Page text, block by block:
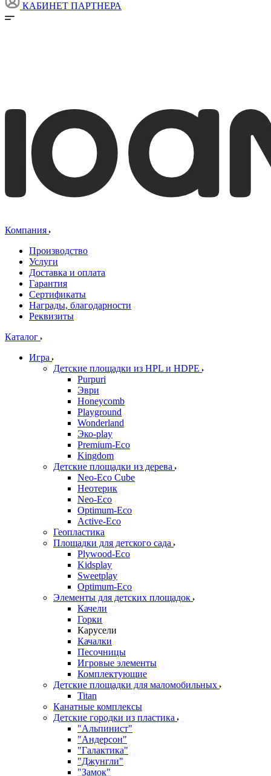
КАБИНЕТ ПАРТНЕРА
Компания
Производство
Услуги
Доставка и оплата
Гарантия
Сертификаты
Награды, благодарности
Реквизиты
Каталог
Игра
Детские площадки из HPL и HDPE
Purpuri
Эври
Honeycomb
Playground
Wonderland
Эко-play
Premium-Eco
Kingdom
Детские площадки из дерева
Neo-Eco Cube
Неотерик
Neo-Eco
Оptimum-Еco
Active-Eco
Геопластика
Площадки для детского сада
Plywood-Eco
Kidsplay
Sweetplay
Оptimum-Еco
Элементы для детских площадок
Качели
Горки
Карусели
Качалки
Песочницы
Игровые элементы
Комплектующие
Детские площадки для маломобильных
Titan
Канатные комплексы
Детские городки из пластика
"Альпинист"
"Андерсон"
"Галактика"
"Джунгли"
"Замок"